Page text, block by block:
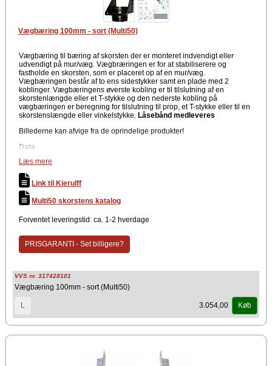
Vægbæring 100mm - sort (Multi50)
Vægbæring til bæring af skorsten der er monteret indvendigt eller
udvendigt på mur/væg. Vægbræringen er for at stabiliserere og
fastholde en skorsten, som er placeret op af en mur/væg.
Vægbæringen består af to ens sidestykker samt en plade med 2
koblinger. Vægbæringens øverste kobling er til tilslutning af en
skorstenlængde eller et T-stykke og den nederste kobling på
vægbæringen er beregning for tilslutning til prop, et T-stykke eller til en
skorstenslængde eller vinkelstykke. Låsebånd medleveres
Billederne kan afvige fra de oprindelige produkter!
Data
4"
Farve
Sort
Montering
Afstand fra skorsten til væg er standard 100 mm
Vægbæring kan monteres direkte på trævæg.
Læs mere
Link til Kierulff
Multi50 skorstens katalog
Forventet leveringstid: ca. 1-2 hverdage
PRISGARANTI - Set billigere?
VVS nr. 317428101
Vægbæring 100mm - sort (Multi50)
L 3.054,00 Køb